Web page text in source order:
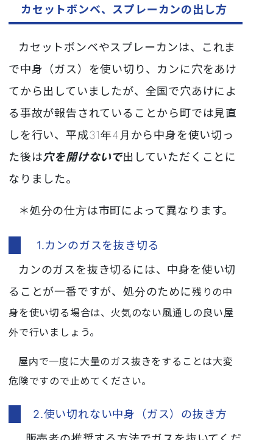
カセットボンベ、スプレーカンの出し方
カセットボンベやスプレーカンは、これま
で中身（ガス）を使い切り、 カンに穴をあけ
てから出していましたが、全国で穴あけによ
る事故が報告されていることから町では見直
しを行い、平成31年4月から中身を使い切っ
た後は穴を開けないで出していただくことに
なりました。
＊処分の仕方は市町によって異なります。
1.カンのガスを抜き切る
カンのガスを抜き切るには、中身を使い切
ることが一番ですが、処分のために残りの中
身を使い切る場合は、火気のない風通しの良い屋
外で行いましょう。
屋内で一度に大量のガス抜きをすることは大変
危険ですので止めてください。
2.使い切れない中身（ガス）の抜き方